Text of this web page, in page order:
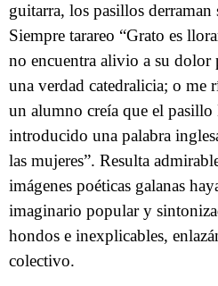
guitarra, los pasillos
Siempre tarareo “Grato es
no encuentra alivio a su
una verdad catedralicia; o me
un alumno creía que el
introducido una palabra
las mujeres”. Resulta
imágenes poéticas galanas
imaginario popular y
hondos e inexplicables,
colectivo.